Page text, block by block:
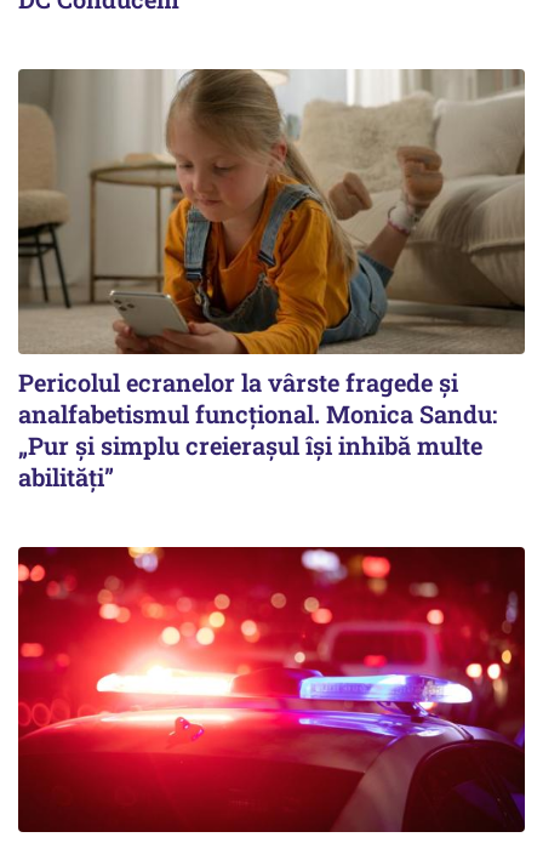
Pericolul ecranelor la vârste fragede și
analfabetismul funcțional. Monica Sandu:
„Pur și simplu creierașul își inhibă multe
abilități”